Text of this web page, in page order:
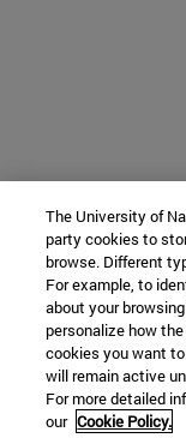
The University of
party cookies to
browse. Different
For example, to
about your
personalize how
cookies you want
will remain active
For more detailed
our Cookie Policy.